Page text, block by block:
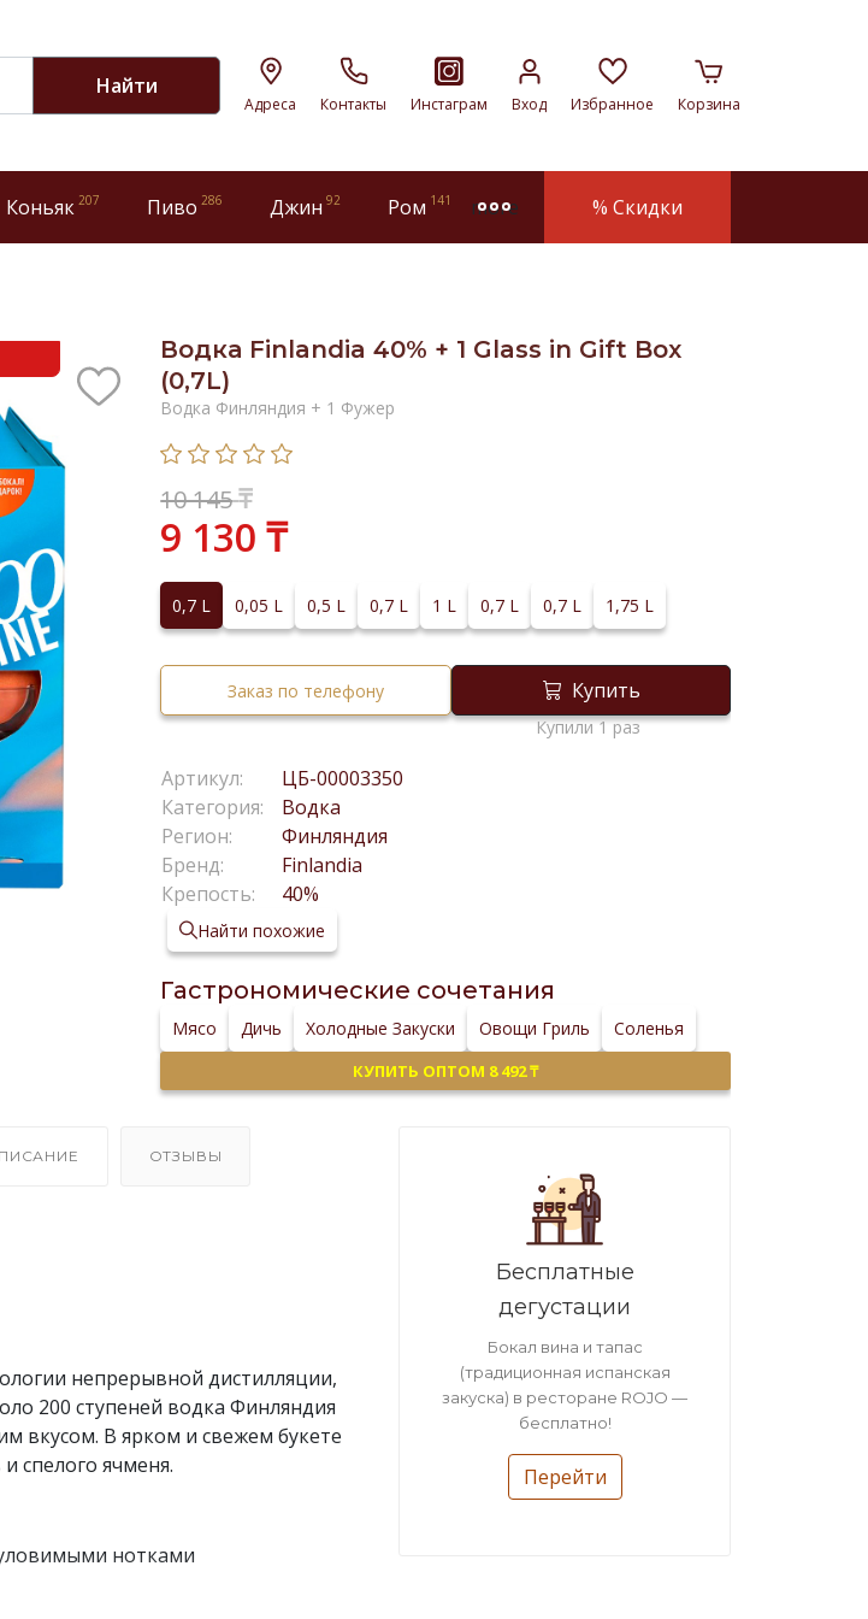
Найти
Адреса Контакты Инстаграм Вход Избранное Корзина
Коньяк 207 Пиво 286 Джин 92 Ром 141 more % Скидки
Водка Finlandia 40% + 1 Glass in Gift Box
(0,7L)
Водка Финляндия + 1 Фужер
10 145₸
9 130 ₸
0,7 L 0,05 L 0,5 L 0,7 L 1 L 0,7 L 0,7 L 1,75 L
Заказ по телефону Купить
Купили 1 раз
Артикул:
ЦБ-00003350
Категория:
Водка
Регион:
Финляндия
Бренд:
Finlandia
Крепость:
40%
Найти похожие
Гастрономические сочетания
Мясо Дичь Холодные Закуски Овощи Гриль Соленья
КУПИТЬ ОПТОМ 8 492 ₸
ОТЗЫВЫ
непрерывной дистилляции,
200 ступеней водка Финляндия
вкусом. В ярком и свежем букете
спелого ячменя.
нотками
Бесплатные
дегустации
Бокал вина и тапас
(традиционная испанская
закуска) в ресторане ROJO —
бесплатно!
Перейти